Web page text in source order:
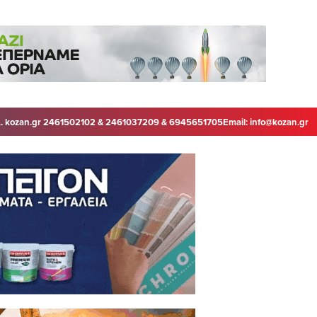
kozan.gr 2461502102 & 2461037209 & 6945651705Email:info@kozan.gr